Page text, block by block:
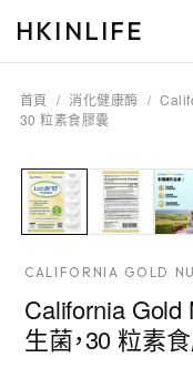
HKINLIFE
首頁 / 消化健康酶 /
30 粒素食膠囊
CALIFORNIA GOLD
California
生菌，30 粒素